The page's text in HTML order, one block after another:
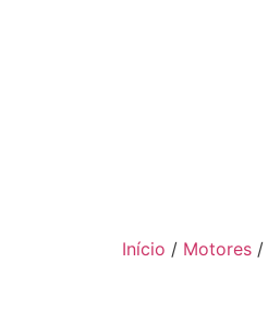
Início / Motores /